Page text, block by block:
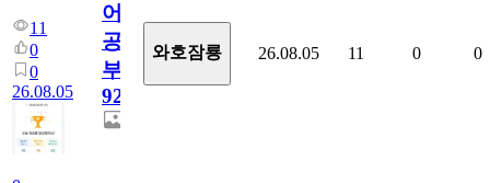
11
0
0
26.08.05
어
공
부
929
와호잠룡 26.08.05 11 0 0